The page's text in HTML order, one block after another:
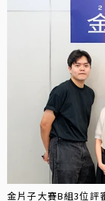
金片子大賽B組3位評